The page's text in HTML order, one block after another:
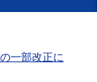
一部改正に